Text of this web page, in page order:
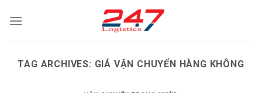
TAG ARCHIVES: GIÁ VẬN CHUYỂN HÀNG KHÔNG